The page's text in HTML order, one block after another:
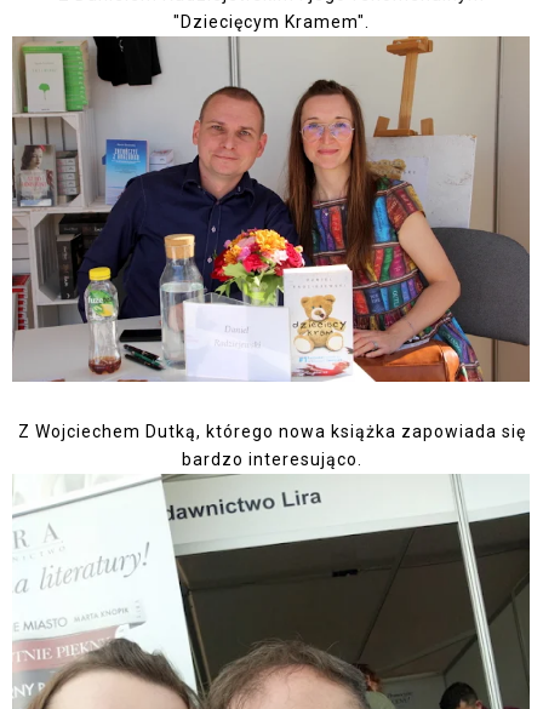
"Dziecięcym Kramem".
Z Wojciechem Dutką, którego nowa książka zapowiada się
bardzo interesująco.